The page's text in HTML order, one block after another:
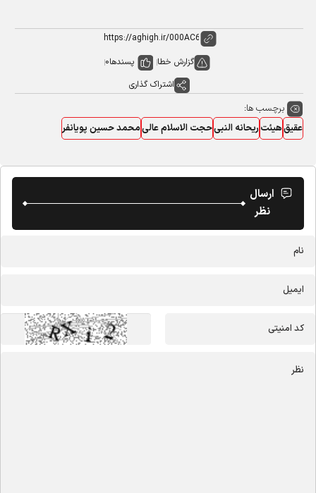
گزارش خطا پسندها0
اشتراک گذاری
برچسب ها:
عقیقهیئتریحانه النبیحجت الاسلام عالیمحمد حسین پویانفر
ارسال
نظر